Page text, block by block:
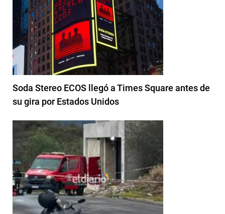
Soda Stereo ECOS llegó a Times Square antes de
su gira por Estados Unidos